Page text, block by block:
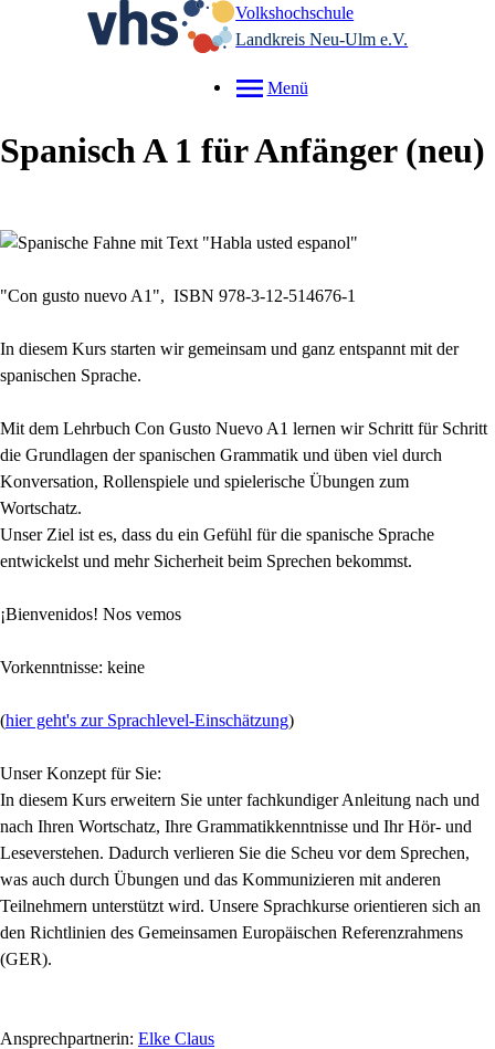
Volkshochschule
Landkreis Neu-Ulm e.V.
Menü
Spanisch A 1 für Anfänger neu
"Con gusto nuevo A1", ISBN 978-3-12-514676-1
In diesem Kurs starten wir gemeinsam und ganz entspannt mit der
spanischen Sprache.
Mit dem Lehrbuch Con Gusto Nuevo A1 lernen wir Schritt für Schritt
die Grundlagen der spanischen Grammatik und üben viel durch
Konversation, Rollenspiele und spielerische Übungen zum
Wortschatz.
Unser Ziel ist es, dass du ein Gefühl für die spanische Sprache
entwickelst und mehr Sicherheit beim Sprechen bekommst.
¡Bienvenidos! Nos vemos
Vorkenntnisse: keine
(hier geht's zur Sprachlevel-Einschätzung)
Unser Konzept für Sie:
In diesem Kurs erweitern Sie unter fachkundiger Anleitung nach und
nach Ihren Wortschatz, Ihre Grammatikkenntnisse und Ihr Hör- und
Leseverstehen. Dadurch verlieren Sie die Scheu vor dem Sprechen,
was auch durch Übungen und das Kommunizieren mit anderen
Teilnehmern unterstützt wird. Unsere Sprachkurse orientieren sich an
den Richtlinien des Gemeinsamen Europäischen Referenzrahmens
(GER).
Ansprechpartnerin: Elke Claus